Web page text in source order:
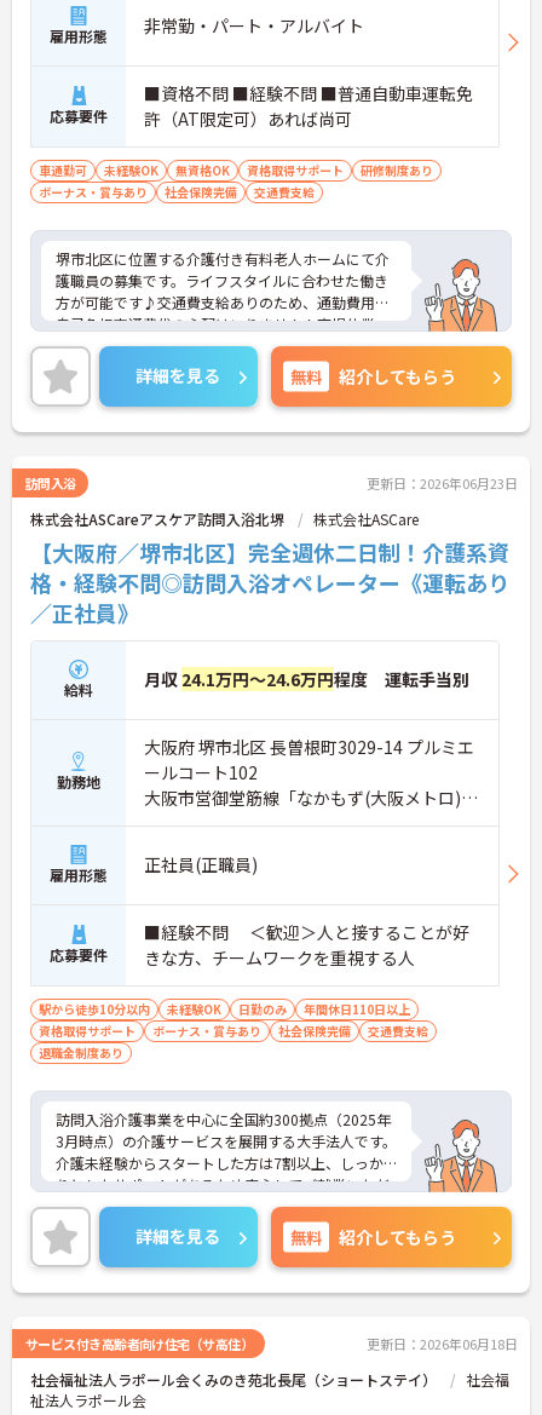
雇用形態 非常勤・パート・アルバイト
応募要件
■資格不問 ■経験不問 ■普通自動車運転免
許（AT限定可）あれば尚可
車通勤可 未経験OK 無資格OK 資格取得サポート
研修制度あり
ボーナス・賞与あり
社会保険完備 交通費支給
堺市北区に位置する介護付き有料老人ホームにて介
護職員の募集です。ライフスタイルに合わせた働き
方が可能です♪交通費支給ありのため、通勤費用の
自己負担交通費代の心配はいりません！育児休業・
介護休業など制度が整っており、育児や介護をしな
がらでも働きやすい職場です♪ご興味ある方は面接
ポイントをお伝えしますので、お気軽にご連絡くだ
さい。
詳細を見る 無料 紹介してもらう
訪問入浴 更新日：2026年06月23日
株式会社ASCareアスケア訪問入浴北堺 株式会社ASCare
【大阪府／堺市北区】完全週休二日制！介護系資
格・経験不問◎訪問入浴オペレーター《運転あり
／正社員》
給料 月収 24.1万円～24.6万円程度 運転手当別
勤務地
大阪府 堺市北区 長曽根町3029-14 プルミエ
ールコート102
大阪市営御堂筋線「なかもず(大阪メトロ)
駅」徒歩7分
雇用形態 正社員(正職員)
応募要件
■経験不問 ＜歓迎＞人と接することが好
きな方、チームワークを重視する人
駅から徒歩10分以内 未経験OK 日勤のみ
年間休日110日以上
資格取得サポート
ボーナス・賞与あり 社会保険完備
交通費支給
退職金制度あり
訪問入浴介護事業を中心に全国約300拠点（2025年
3月時点）の介護サービスを展開する大手法人です。
介護未経験からスタートした方は7割以上、しっか
りとしたサポートがあるため安心してご就業いただ
けます。お風呂に入れなくて困っている方に、手を
差し伸べてあげられるとてもやりがいのあるお仕事
です。ご興味ある方には、面接対策ポイントなど、
さらに詳細をお話しいたしますのでお気軽にご相談
ください！
詳細を見る 無料 紹介してもらう
サービス付き高齢者向け住宅（サ高住） 更新日：2026年06月18日
社会福祉法人ラポール会くみのき苑北長尾（ショートステイ）
社会福
祉法人ラポール会